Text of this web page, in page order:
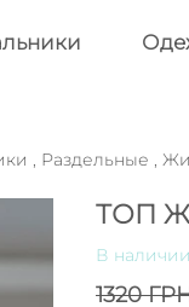
, Раздельные ,
ТОП
В наличии
1320